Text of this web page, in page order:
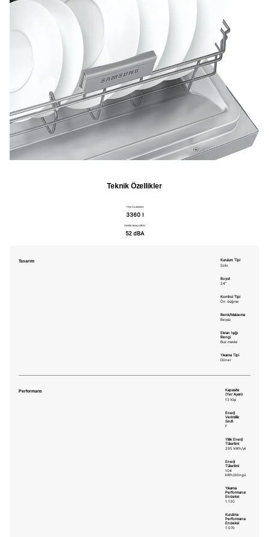
Teknik Özellikler
Yıllık Su tüketimi
3360 l
Gürültü düzeyi (dBA)
52 dBA
Tasarım
Kurulum Tipi
Solo
Boyut
24"
Kontrol Tipi
Ön düğme
Renk/Malzeme
Beyaz
Ekran Işığı
Rengi
Buz mavisi
Yıkama Tipi
Döner
Performans
Kapasite
(Yer Ayarı)
13 Kişi
Enerji
Verimlilik
Sınıfı
F
Yıllık Enerji
Tüketimi
295 kWh/yıl
Enerji
Tüketimi
104
kWh/döngü
Yıkama
Performansı
Endeksi
1.130
Kurutma
Performansı
Endeksi
1.070